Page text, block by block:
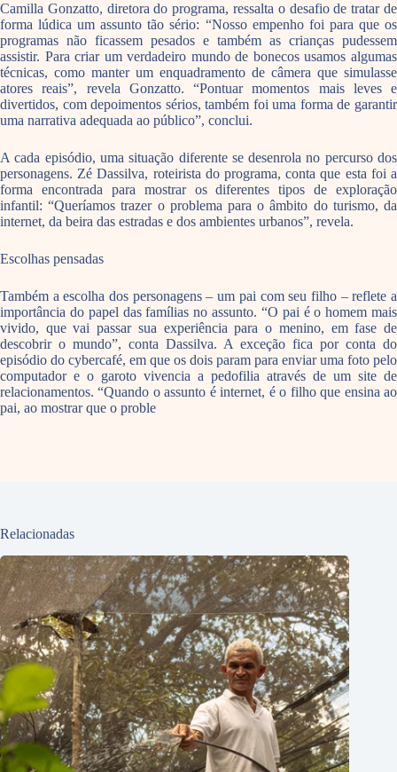
Camilla Gonzatto, diretora do programa, ressalta o desafio de tratar de
forma lúdica um assunto tão sério: “Nosso empenho foi para que os
programas não ficassem pesados e também as crianças pudessem
assistir. Para criar um verdadeiro mundo de bonecos usamos algumas
técnicas, como manter um enquadramento de câmera que simulasse
atores reais”, revela Gonzatto. “Pontuar momentos mais leves e
divertidos, com depoimentos sérios, também foi uma forma de garantir
uma narrativa adequada ao público”, conclui.
A cada episódio, uma situação diferente se desenrola no percurso dos
personagens. Zé Dassilva, roteirista do programa, conta que esta foi a
forma encontrada para mostrar os diferentes tipos de exploração
infantil: “Queríamos trazer o problema para o âmbito do turismo, da
internet, da beira das estradas e dos ambientes urbanos”, revela.
Escolhas pensadas
Também a escolha dos personagens – um pai com seu filho – reflete a
importância do papel das famílias no assunto. “O pai é o homem mais
vivido, que vai passar sua experiência para o menino, em fase de
descobrir o mundo”, conta Dassilva. A exceção fica por conta do
episódio do cybercafé, em que os dois param para enviar uma foto pelo
computador e o garoto vivencia a pedofilia através de um site de
relacionamentos. “Quando o assunto é internet, é o filho que ensina ao
pai, ao mostrar que o proble
Relacionadas